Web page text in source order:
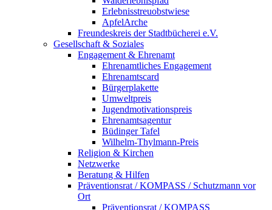
Erlebnisstreuobstwiese
ApfelArche
Freundeskreis der Stadtbücherei e.V.
Gesellschaft & Soziales
Engagement & Ehrenamt
Ehrenamtliches Engagement
Ehrenamtscard
Bürgerplakette
Umweltpreis
Jugendmotivationspreis
Ehrenamtsagentur
Büdinger Tafel
Wilhelm-Thylmann-Preis
Religion & Kirchen
Netzwerke
Beratung & Hilfen
Präventionsrat / KOMPASS / Schutzmann vor
Ort
Präventionsrat / KOMPASS